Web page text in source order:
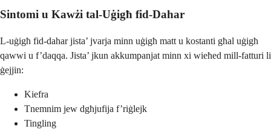
Sintomi u Kawżi tal-Uġigħ fid-Dahar
L-uġigħ fid-dahar jista’ jvarja minn uġigħ matt u kostanti għal uġigħ
qawwi u f’daqqa. Jista’ jkun akkumpanjat minn xi wieħed mill-fatturi li
ġejjin:
Kiefra
Tnemnim jew dgħjufija f’riġlejk
Tingling